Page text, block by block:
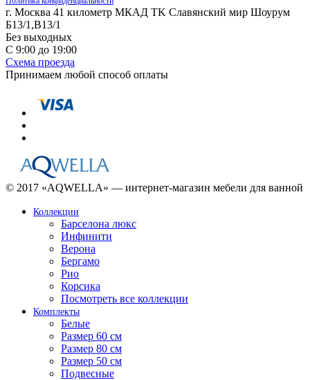
г. Москва 41 километр МКАД TK Славянский мир Шоурум
Б13/1,В13/1
Без выходных
С 9:00 до 19:00
Схема проезда
Принимаем любой способ оплаты
© 2017 «AQWELLA» — интернет-магазин мебели для ванной
Коллекции
Барселона люкс
Инфинити
Верона
Бергамо
Рио
Корсика
Посмотреть все коллекции
Комплекты
Белые
Размер 60 см
Размер 80 см
Размер 50 см
Подвесные